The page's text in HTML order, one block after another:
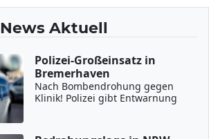
News Aktuell
Polizei-Großeinsatz in
Bremerhaven
Nach Bombendrohung gegen
Klinik! Polizei gibt Entwarnung